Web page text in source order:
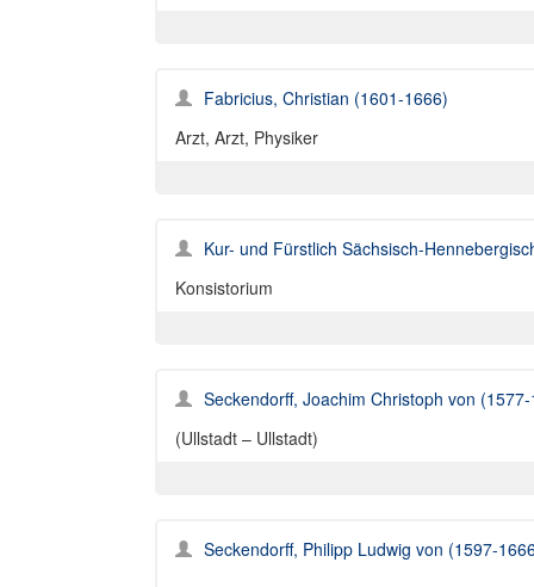
Fabricius, Christian (1601-1666)
Arzt, Arzt, Physiker
Kur- und Fürstlich Sächsisch-
Konsistorium
Seckendorff, Joachim Christoph von
(Ullstadt – Ullstadt)
Seckendorff, Philipp Ludwig von (1597-